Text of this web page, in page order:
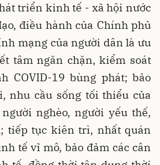
triển kinh tế - xã hội nước
điều hành của Chính phủ
mạng của người dân là ưu
tâm ngăn chặn, kiểm soát
COVID-19 bùng phát; bảo
nhu cầu sống tối thiểu của
nghèo, người yếu thế,
tiếp tục kiên trì, nhất quán
tế vĩ mô, bảo đảm các cân